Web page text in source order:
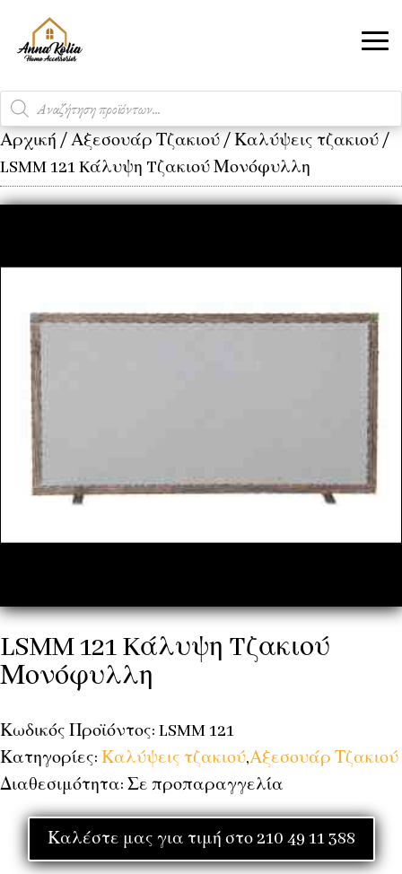
Products
search
Αρχική /Αξεσουάρ Τζακιού/Καλύψεις τζακιού/
LSMM 121 Kάλυψη Tζακιού Μονόφυλλη
LSMM 121 Kάλυψη Tζακιού
Μονόφυλλη
Κωδικός Προϊόντος: LSMM 121
Κατηγορίες: Καλύψεις τζακιού,Αξεσουάρ Τζακιού
Διαθεσιμότητα: Σε προπαραγγελία
Καλέστε μας για τιμή στο 210 49 11 388